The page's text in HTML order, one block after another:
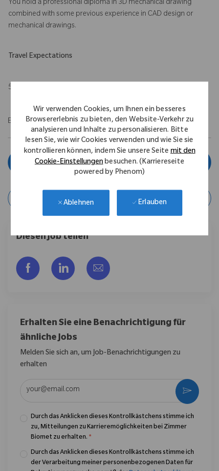
Wir verwenden Cookies, um Ihnen ein besseres
Browsererlebnis zu bieten, den Website-Verkehr zu
analysieren und Inhalte zu personalisieren. Bitte
lesen Sie, wie wir Cookies verwenden und wie Sie sie
kontrollieren können, indem Sie unsere Seitemit den
Cookie-Einstellungenbesuchen. (Karriereseite
powered by Phenom)
Ablehnen Erlauben
You hold a professional diploma in 3D mechanical drawing
combined with some previous experience in CAD design or
mechanical drawings.
Travel Expectations
5%
EOE/M/F/Vet/Disability
Jetzt bewerben
Diesen Job teilen
Über Facebook teilen
Über LinkedIn teilen
Per E-Mail teilen
Erhalten Sie eine Benachrichtigung für
ähnliche Jobs
Melden Sie sich an, um Job-Benachrichtigungen zu
erhalten
Durch das Anklicken dieses Kontrollkästchens stimme ich
zu, Mitteilungen zu Karrieremöglichkeiten bei Zimmer
Biomet zu erhalten. *
Durch das Anklicken dieses Kontrollkästchens stimme ich
der Verarbeitung meiner personenbezogenen Daten für